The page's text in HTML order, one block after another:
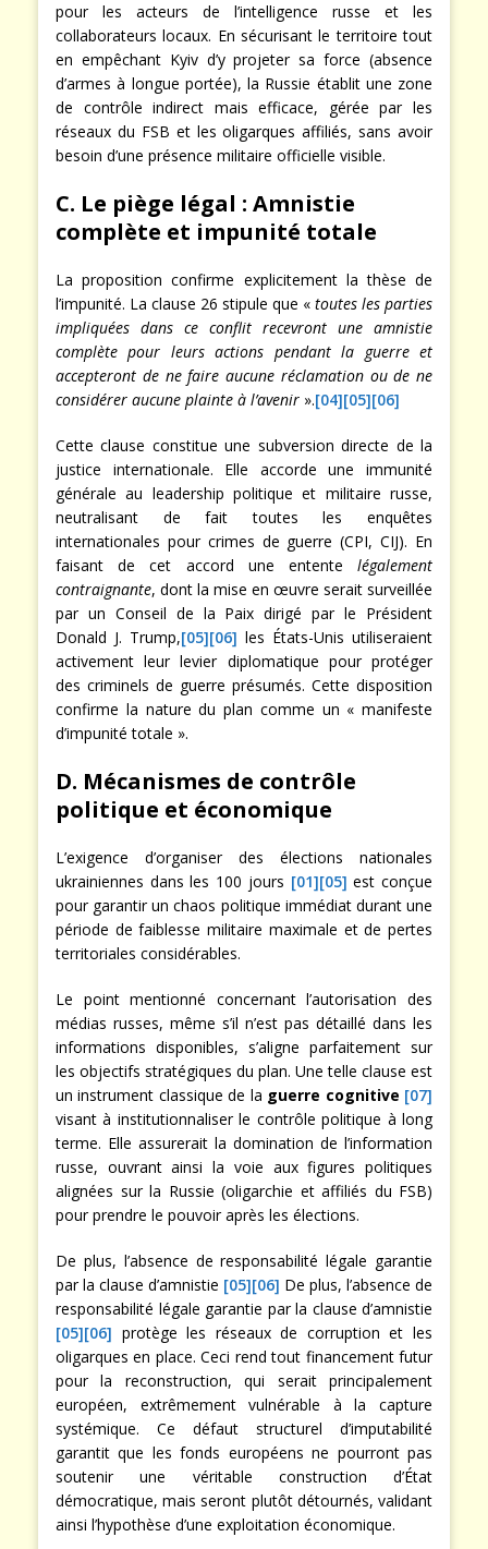
pour les acteurs de l’intelligence russe et les
collaborateurs locaux. En sécurisant le territoire tout
en empêchant Kyiv d’y projeter sa force (absence
d’armes à longue portée), la Russie établit une zone
de contrôle indirect mais efficace, gérée par les
réseaux du FSB et les oligarques affiliés, sans avoir
besoin d’une présence militaire officielle visible.
C. Le piège légal : Amnistie
complète et impunité totale
La proposition confirme explicitement la thèse de
l’impunité. La clause 26 stipule que « toutes les parties
impliquées dans ce conflit recevront une amnistie
complète pour leurs actions pendant la guerre et
accepteront de ne faire aucune réclamation ou de ne
considérer aucune plainte à l’avenir ».[04][05][06]
Cette clause constitue une subversion directe de la
justice internationale. Elle accorde une immunité
générale au leadership politique et militaire russe,
neutralisant de fait toutes les enquêtes
internationales pour crimes de guerre (CPI, CIJ). En
faisant de cet accord une entente légalement
contraignante, dont la mise en œuvre serait surveillée
par un Conseil de la Paix dirigé par le Président
Donald J. Trump,[05][06] les États-Unis utiliseraient
activement leur levier diplomatique pour protéger
des criminels de guerre présumés. Cette disposition
confirme la nature du plan comme un « manifeste
d’impunité totale ».
D. Mécanismes de contrôle
politique et économique
L’exigence d’organiser des élections nationales
ukrainiennes dans les 100 jours [01][05] est conçue
pour garantir un chaos politique immédiat durant une
période de faiblesse militaire maximale et de pertes
territoriales considérables.
Le point mentionné concernant l’autorisation des
médias russes, même s’il n’est pas détaillé dans les
informations disponibles, s’aligne parfaitement sur
les objectifs stratégiques du plan. Une telle clause est
un instrument classique de la guerre cognitive [07]
visant à institutionnaliser le contrôle politique à long
terme. Elle assurerait la domination de l’information
russe, ouvrant ainsi la voie aux figures politiques
alignées sur la Russie (oligarchie et affiliés du FSB)
pour prendre le pouvoir après les élections.
De plus, l’absence de responsabilité légale garantie
par la clause d’amnistie [05][06] De plus, l’absence de
responsabilité légale garantie par la clause d’amnistie
[05][06] protège les réseaux de corruption et les
oligarques en place. Ceci rend tout financement futur
pour la reconstruction, qui serait principalement
européen, extrêmement vulnérable à la capture
systémique. Ce défaut structurel d’imputabilité
garantit que les fonds européens ne pourront pas
soutenir une véritable construction d’État
démocratique, mais seront plutôt détournés, validant
ainsi l’hypothèse d’une exploitation économique.